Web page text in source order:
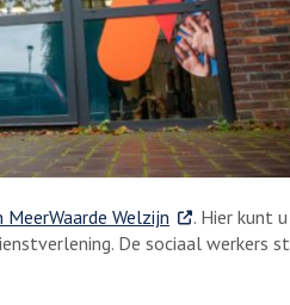
Welzijn . Externe link
. Hier kunt
De sociaal werkers